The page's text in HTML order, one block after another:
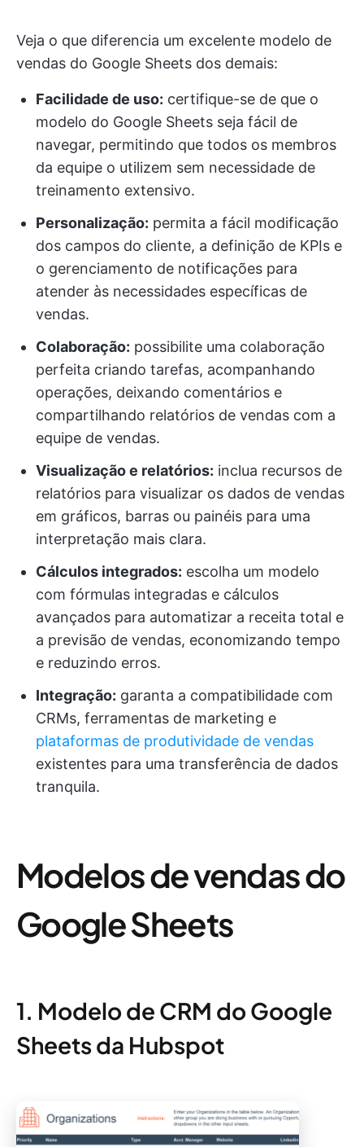
Veja o que diferencia um excelente modelo de
vendas do Google Sheets dos demais:
Facilidade de uso: certifique-se de que o
modelo do Google Sheets seja fácil de
navegar, permitindo que todos os membros
da equipe o utilizem sem necessidade de
treinamento extensivo.
Personalização: permita a fácil modificação
dos campos do cliente, a definição de KPIs e
o gerenciamento de notificações para
atender às necessidades específicas de
vendas.
Colaboração: possibilite uma colaboração
perfeita criando tarefas, acompanhando
operações, deixando comentários e
compartilhando relatórios de vendas com a
equipe de vendas.
Visualização e relatórios: inclua recursos de
relatórios para visualizar os dados de vendas
em gráficos, barras ou painéis para uma
interpretação mais clara.
Cálculos integrados: escolha um modelo
com fórmulas integradas e cálculos
avançados para automatizar a receita total e
a previsão de vendas, economizando tempo
e reduzindo erros.
Integração: garanta a compatibilidade com
CRMs, ferramentas de marketing e
plataformas de produtividade de vendas
existentes para uma transferência de dados
tranquila.
Modelos de vendas do
Google Sheets
1. Modelo de CRM do Google
Sheets da Hubspot